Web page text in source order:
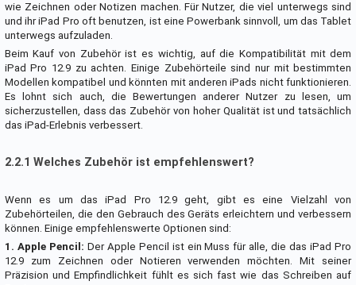
wie Zeichnen oder Notizen machen. Für Nutzer, die viel unterwegs sind
und ihr iPad Pro oft benutzen, ist eine Powerbank sinnvoll, um das Tablet
unterwegs aufzuladen.
Beim Kauf von Zubehör ist es wichtig, auf die Kompatibilität mit dem
iPad Pro 12.9 zu achten. Einige Zubehörteile sind nur mit bestimmten
Modellen kompatibel und könnten mit anderen iPads nicht funktionieren.
Es lohnt sich auch, die Bewertungen anderer Nutzer zu lesen, um
sicherzustellen, dass das Zubehör von hoher Qualität ist und tatsächlich
das iPad-Erlebnis verbessert.
2.2.1 Welches Zubehör ist empfehlenswert?
Wenn es um das iPad Pro 12.9 geht, gibt es eine Vielzahl von
Zubehörteilen, die den Gebrauch des Geräts erleichtern und verbessern
können. Einige empfehlenswerte Optionen sind:
1. Apple Pencil: Der Apple Pencil ist ein Muss für alle, die das iPad Pro
12.9 zum Zeichnen oder Notieren verwenden möchten. Mit seiner
Präzision und Empfindlichkeit fühlt es sich fast wie das Schreiben auf